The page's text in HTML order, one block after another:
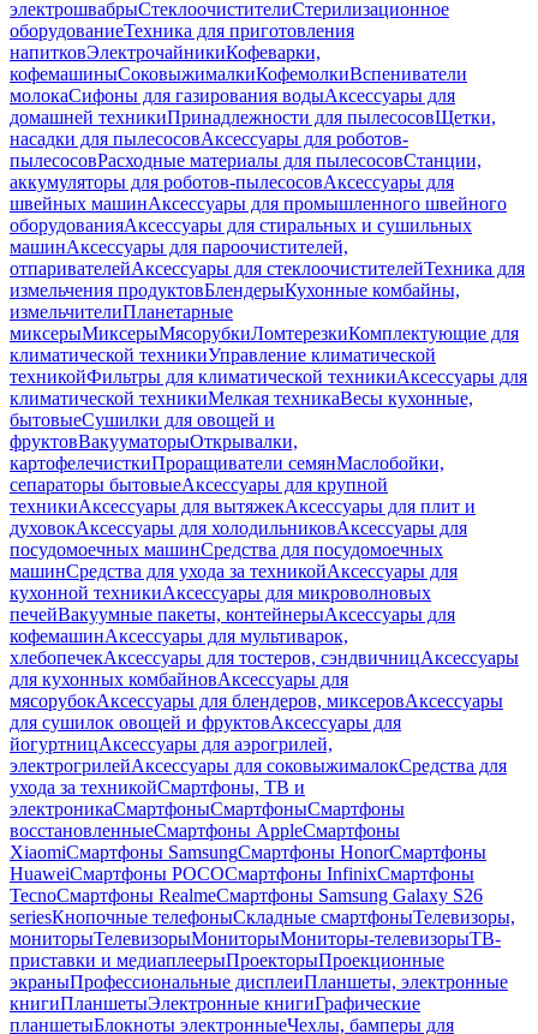
электрошвабрыСтеклоочистителиСтерилизационное
оборудованиеТехника для приготовления
напитковЭлектрочайникиКофеварки,
кофемашиныСоковыжималкиКофемолкиВспениватели
молокаСифоны для газирования водыАксессуары для
домашней техникиПринадлежности для пылесосовЩетки,
насадки для пылесосовАксессуары для роботов-
пылесосовРасходные материалы для пылесосовСтанции,
аккумуляторы для роботов-пылесосовАксессуары для
швейных машинАксессуары для промышленного швейного
оборудованияАксессуары для стиральных и сушильных
машинАксессуары для пароочистителей,
отпаривателейАксессуары для стеклоочистителейТехника для
измельчения продуктовБлендерыКухонные комбайны,
измельчителиПланетарные
миксерыМиксерыМясорубкиЛомтерезкиКомплектующие для
климатической техникиУправление климатической
техникойФильтры для климатической техникиАксессуары для
климатической техникиМелкая техникаВесы кухонные,
бытовыеСушилки для овощей и
фруктовВакууматорыОткрывалки,
картофелечисткиПроращиватели семянМаслобойки,
сепараторы бытовыеАксессуары для крупной
техникиАксессуары для вытяжекАксессуары для плит и
духовокАксессуары для холодильниковАксессуары для
посудомоечных машинСредства для посудомоечных
машинСредства для ухода за техникойАксессуары для
кухонной техникиАксессуары для микроволновых
печейВакуумные пакеты, контейнерыАксессуары для
кофемашинАксессуары для мультиварок,
хлебопечекАксессуары для тостеров, сэндвичницАксессуары
для кухонных комбайновАксессуары для
мясорубокАксессуары для блендеров, миксеровАксессуары
для сушилок овощей и фруктовАксессуары для
йогуртницАксессуары для аэрогрилей,
электрогрилейАксессуары для соковыжималокСредства для
ухода за техникойСмартфоны, ТВ и
электроникаСмартфоныСмартфоныСмартфоны
восстановленныеСмартфоны AppleСмартфоны
XiaomiСмартфоны SamsungСмартфоны HonorСмартфоны
HuaweiСмартфоны POCOСмартфоны InfinixСмартфоны
TecnoСмартфоны RealmeСмартфоны Samsung Galaxy S26
seriesКнопочные телефоныСкладные смартфоныТелевизоры,
мониторыТелевизорыМониторыМониторы-телевизорыТВ-
приставки и медиаплеерыПроекторыПроекционные
экраныПрофессиональные дисплеиПланшеты, электронные
книгиПланшетыЭлектронные книгиГрафические
планшетыБлокноты электронныеЧехлы, бамперы для